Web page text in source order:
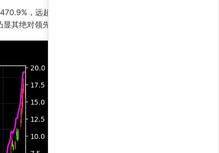
，远超基准，证明策略的主动管理能力卓
其绝对领先地位。